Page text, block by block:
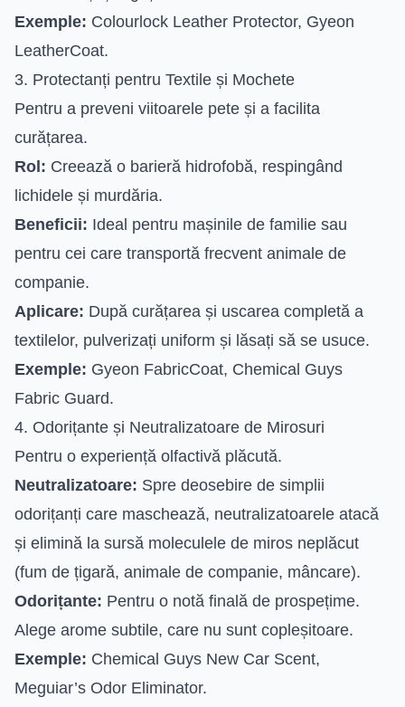
Exemple: Colourlock Leather Protector, Gyeon
LeatherCoat.
3. Protectanți pentru Textile și Mochete
Pentru a preveni viitoarele pete și a facilita
curățarea.
Rol: Creează o barieră hidrofobă, respingând
lichidele și murdăria.
Beneficii: Ideal pentru mașinile de familie sau
pentru cei care transportă frecvent animale de
companie.
Aplicare: După curățarea și uscarea completă a
textilelor, pulverizați uniform și lăsați să se usuce.
Exemple: Gyeon FabricCoat, Chemical Guys
Fabric Guard.
4. Odorițante și Neutralizatoare de Mirosuri
Pentru o experiență olfactivă plăcută.
Neutralizatoare: Spre deosebire de simplii
odorițanți care maschează, neutralizatoarele atacă
și elimină la sursă moleculele de miros neplăcut
(fum de țigară, animale de companie, mâncare).
Odorițante: Pentru o notă finală de prospețime.
Alege arome subtile, care nu sunt copleșitoare.
Exemple: Chemical Guys New Car Scent,
Meguiar’s Odor Eliminator.